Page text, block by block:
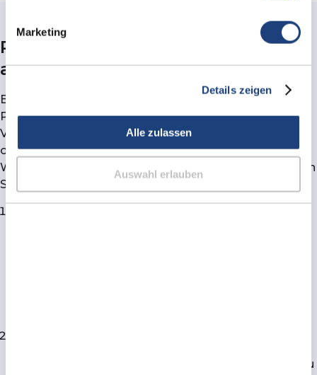
Marketing
Details zeigen
Alle zulassen
Auswahl erlauben
Rückgabebedingungen für alle
anderen Produkte
Bei AudioMee Hörakustik können Sie alle anderen
Produkte, wie z.B. Hörgeräte-Zubehör und Hörgeräte-
Verbrauchsmaterial innerhalb einer Frist von 14 Tagen
ohne Angabe von Gründen zurückgeben. Um Ihr
Widerrufsrecht auszuüben, bitten wir Sie, die folgenden
Schritte zu befolgen:
weiterer 14 Tage an uns zurück. Verwenden Sie hierzu